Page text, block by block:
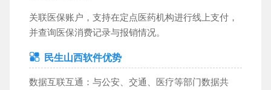
关联医保账户，支持在定点医药机构进行线上支付，
并查询医保消费记录与报销情况。
民生山西软件优势
数据互联互通：与公安、交通、医疗等部门数据共